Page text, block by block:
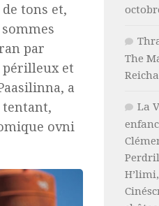
tons et,
par
périlleux et
a
tentant,
ovni
The
La